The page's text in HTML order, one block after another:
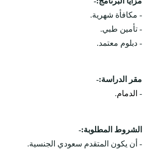
- مكافأة شهرية.
- تأمين طبي.
- دبلوم معتمد.
مقر الدراسة:-
- الدمام.
الشروط المطلوبة:-
- أن يكون المتقدم سعودي الجنسية.